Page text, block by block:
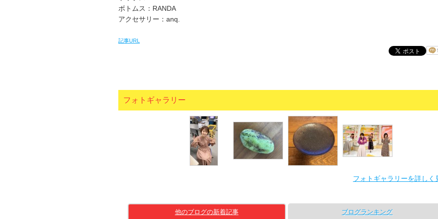
ボトムス：RANDA
アクセサリー：anq.
記事URL
フォトギャラリー
フォトギャラリーを詳し
他のブログの新着記事 ブログランキング